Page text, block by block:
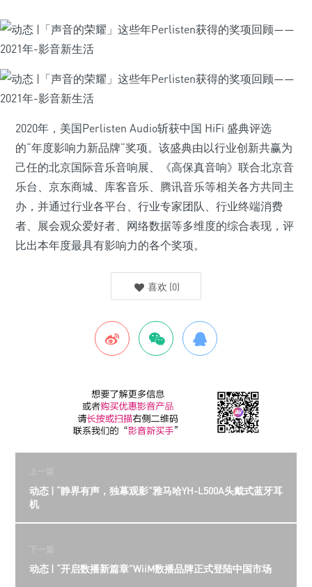
2020年，美国Perlisten Audio斩获中国 HiFi 盛典评选
的“年度影响力新品牌”奖项。该盛典由以行业创新共赢为
己任的北京国际音乐音响展、《高保真音响》联合北京音
乐台、京东商城、库客音乐、腾讯音乐等相关各方共同主
办，并通过行业各平台、行业专家团队、行业终端消费
者、展会观众爱好者、网络数据等多维度的综合表现，评
比出本年度最具有影响力的各个奖项。
喜欢 (0)
上一篇
动态 | “静界有声，独幕观影”雅马哈YH-L500A头戴式蓝牙耳
机
下一篇
动态 | “开启数播新篇章”WiiM数播品牌正式登陆中国市场